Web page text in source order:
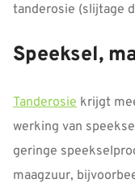
tanderosie (slijtage
Speeksel,
Tanderosie krijgt
werking van
geringe
maagzuur,